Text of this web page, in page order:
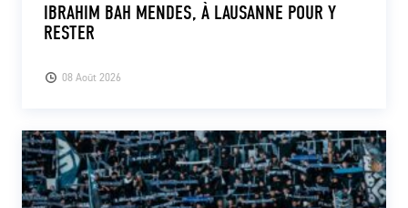
08 Août 2026
IBRAHIM BAH MENDES, À LAUSANNE POUR Y
RESTER